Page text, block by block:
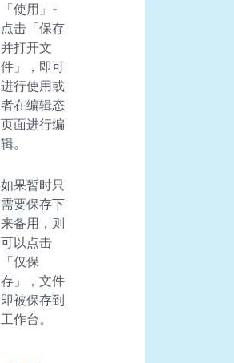
「使用」-
点击「保存
并打开文
件」，即可
进行使用或
者在编辑态
页面进行编
辑。
如果暂时只
需要保存下
来备用，则
可以点击
「仅保
存」，文件
即被保存到
工作台。